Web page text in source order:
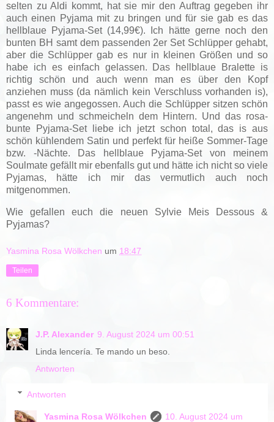
selten zu Aldi kommt, hat sie mir den Auftrag gegeben ihr
auch einen Pyjama mit zu bringen und für sie gab es das
hellblaue Pyjama-Set (14,99€). Ich hätte gerne noch den
bunten BH samt dem passenden 2er Set Schlüpper gehabt,
aber die Schlüpper gab es nur in kleinen Größen und so
habe ich es einfach gelassen. Das hellblaue Bralette is
richtig schön und auch wenn man es über den Kopf
anziehen muss (da nämlich kein Verschluss vorhanden is),
passt es wie angegossen. Auch die Schlüpper sitzen schön
angenehm und schmeicheln dem Hintern. Und das rosa-
bunte Pyjama-Set liebe ich jetzt schon total, das is aus
schön kühlendem Satin und perfekt für heiße Sommer-Tage
bzw. -Nächte. Das hellblaue Pyjama-Set von meinem
Soulmate gefällt mir ebenfalls gut und hätte ich nicht so viele
Pyjamas, hätte ich mir das vermutlich auch noch
mitgenommen.
Wie gefallen euch die neuen Sylvie Meis Dessous &
Pyjamas?
Yasmina Rosa Wölkchen um 18:47
Teilen
6 Kommentare:
J.P. Alexander 9. August 2024 um 00:51
Linda lencería. Te mando un beso.
Antworten
Antworten
Yasmina Rosa Wölkchen
10. August 2024 um